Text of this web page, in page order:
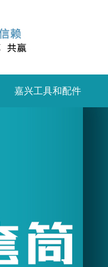
嘉兴工具和配件